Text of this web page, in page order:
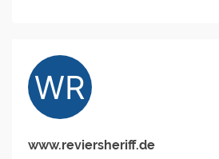
www.reviersheriff.de